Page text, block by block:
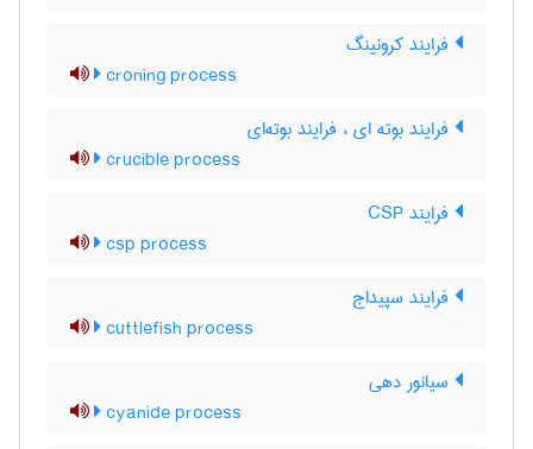
فرایند کرونینگ
croning process
فرایند بوته ای ، فرایند بوته‌ای
crucible process
فرایند CSP
csp process
فرایند سپیداج
cuttlefish process
سیانور دهی
cyanide process